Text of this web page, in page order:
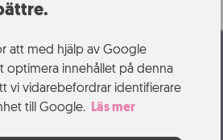
att med hjälp av Google
optimera innehållet på denna
vi vidarebefordrar identifierare
till Google.
Läs mer